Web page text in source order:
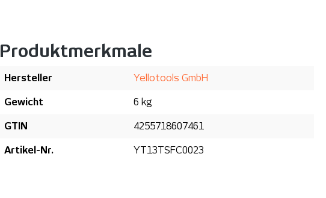
Produktmerkmale
Hersteller Yellotools GmbH
Gewicht 6 kg
GTIN 4255718607461
Artikel-Nr. YT13TSFC0023